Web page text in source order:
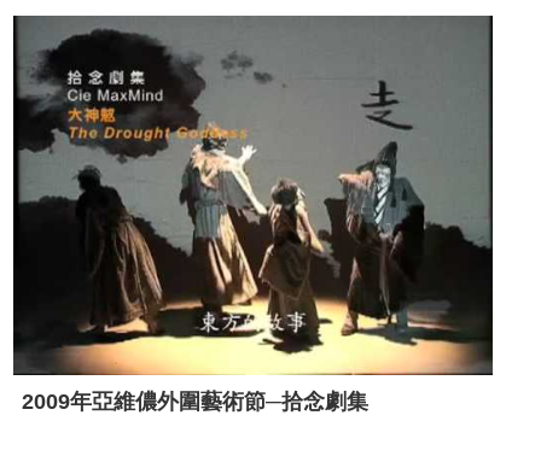
2009年亞維儂外圍藝術節─拾念劇集